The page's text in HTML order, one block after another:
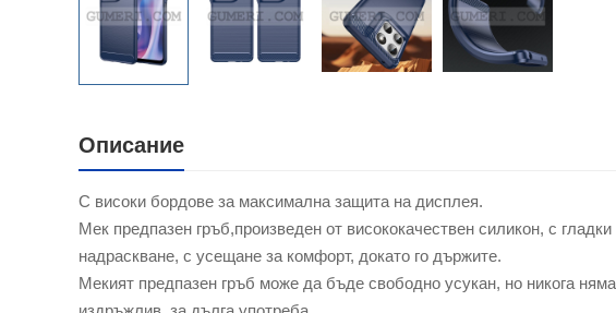
Описание
С високи бордове за максимална защита на дисплея.
Мек предпазен гръб,произведен от висококачествен силикон, с
надраскване, с усещане за комфорт, докато го държите.
Мекият предпазен гръб може да бъде свободно усукан, но никога